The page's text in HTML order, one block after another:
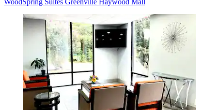
WoodSpring Suites Greenville Haywood Mall